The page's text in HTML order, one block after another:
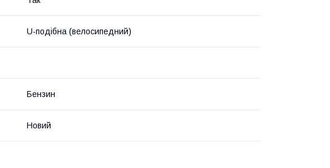
U-подібна (велосипедний)
Бензин
Новий